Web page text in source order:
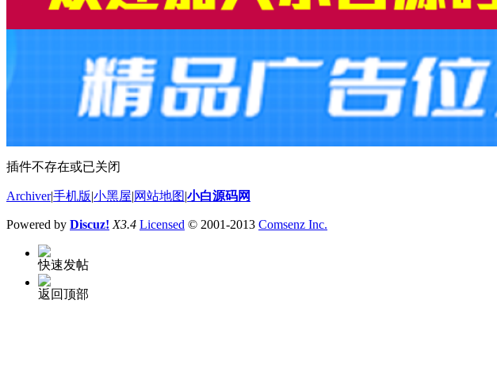
插件不存在或已关闭
Archiver|手机版 小黑屋 网站地图 小白源码网
Powered by Discuz! X3.4 Licensed © 2001-2013 Comsenz Inc.
快速发帖
返回顶部